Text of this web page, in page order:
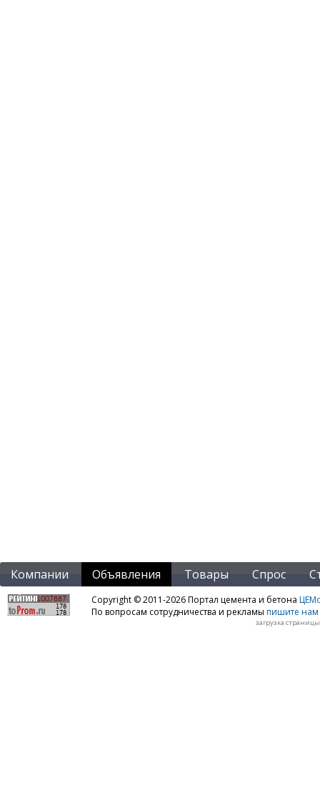
Компании Объявления Товары Спрос
Copyright © 2011-2026 Портал цемента и бетона
По вопросам сотрудничества и рекламы пишите нам
загрузка